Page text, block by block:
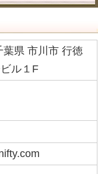
時まで